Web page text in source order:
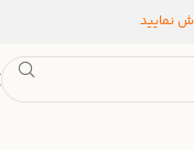
نمایید